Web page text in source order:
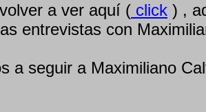
a ver aquí ( click ) ,
entrevistas con
a seguir a Maximiliano